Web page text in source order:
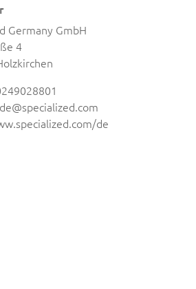
Germany GmbH
4
de